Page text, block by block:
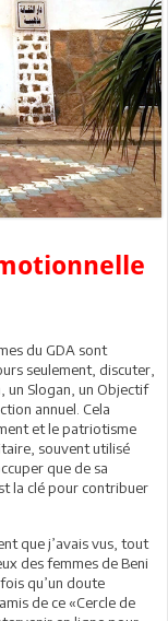
du GDA sont
seulement, discuter,
un Slogan, un Objectif
annuel. Cela
et le patriotisme
souvent utilisé
que de sa
la clé pour contribuer
que j’avais vus, tout
des femmes de Beni
qu’un doute
de ce «Cercle de